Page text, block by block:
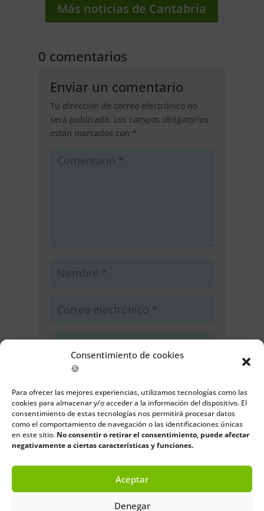
Consentimiento de cookies
🍪
Para ofrecer las mejores experiencias, utilizamos tecnologías como las
cookies para almacenar y/o acceder a la información del dispositivo. El
consentimiento de estas tecnologías nos permitirá procesar datos
como el comportamiento de navegación o las identificaciones únicas
en este sitio. No consentir o retirar el consentimiento, puede afectar
negativamente a ciertas características y funciones.
Aceptar
Denegar
Más noticias de Cantabria
0 comentarios
Enviar un comentario
Tu dirección de correo electrónico no
será publicada. Los campos obligatorios
están marcados con *
Guarda mi nombre, correo
electrónico y web en este navegador
para la próxima vez que comente.
Enviar comentario